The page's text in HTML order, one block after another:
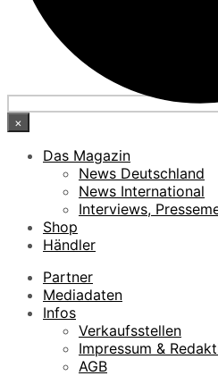
×
Das Magazin
News Deutschland
News International
Interviews,
Shop
Händler
Partner
Mediadaten
Infos
Verkaufsstellen
Impressum &
AGB